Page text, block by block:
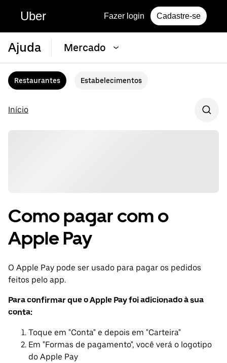
Uber Fazer login Cadastre-se
Ajuda Mercado
Restaurantes Estabelecimentos
Início
Como pagar com o
Apple Pay
O Apple Pay pode ser usado para pagar os pedidos
feitos pelo app.
Para confirmar que o Apple Pay foi adicionado à sua
conta:
Toque em "Conta" e depois em "Carteira"
Em "Formas de pagamento", você verá o logotipo
do Apple Pay